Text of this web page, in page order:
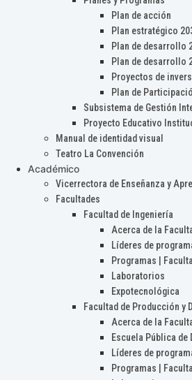
Plan de acción
Plan estratégico
Plan de desarrollo
Plan de desarrollo
Proyectos de
Plan de
Subsistema de Gestión
Proyecto Educativo
Manual de identidad visual
Teatro La Convención
Académico
Vicerrectora de Enseñanza y
Facultades
Facultad de Ingeniería
Acerca de la
Líderes de
Programas |
Laboratorios
Expotecnológica
Facultad de Producción y
Acerca de la
Escuela Pública de
Líderes de
Programas |